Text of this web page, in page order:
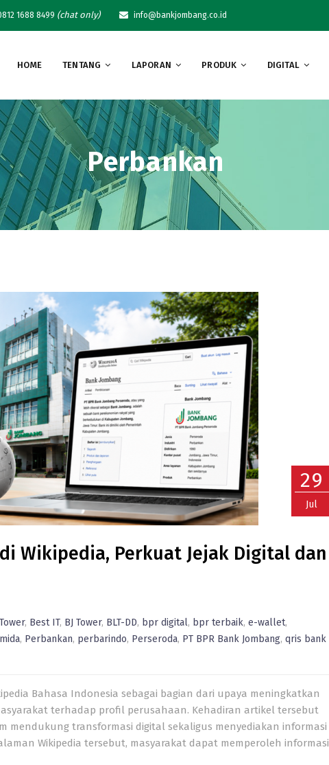
1688 8499 (chat only) info@bankjombang.co.id
HOME TENTANG LAPORAN PRODUK DIGITAL
Perbankan
29
Jul
Wikipedia, Perkuat Jejak Digital dan
, Best IT, BJ Tower, BLT-DD, bpr digital, bpr terbaik, e-wallet,
, Perbankan, perbarindo, Perseroda, PT BPR Bank Jombang, qris bank
Bahasa Indonesia sebagai bagian dari upaya meningkatkan
terhadap profil perusahaan. Kehadiran artikel tersebut
mendukung transformasi digital sekaligus menyediakan informasi
Wikipedia tersebut, masyarakat dapat memperoleh informasi